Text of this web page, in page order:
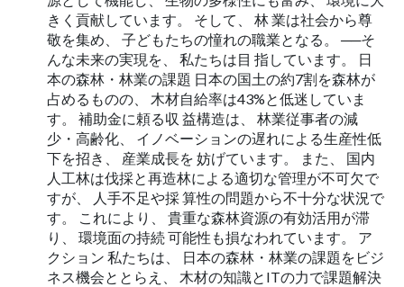
きく貢献しています。 そして、 林 業は社会から尊
敬を集め、 子どもたちの憧れの職業となる。 ──そ
んな未来の実現を、 私たちは目 指しています。 日
本の森林・林業の課題 日本の国土の約7割を森林が
占めるものの、 木材自給率は43%と低迷していま
す。 補助金に頼る収 益構造は、 林業従事者の減
少・高齢化、 イノベーションの遅れによる生産性低
下を招き、 産業成長を 妨げています。 また、 国内
人工林は伐採と再造林による適切な管理が不可欠で
すが、 人手不足や採 算性の問題から不十分な状況で
す。 これにより、 貴重な森林資源の有効活用が滞
り、 環境面の持続 可能性も損なわれています。 ア
クション 私たちは、 日本の森林・林業の課題をビジ
ネス機会ととらえ、 木材の知識とITの力で課題解決